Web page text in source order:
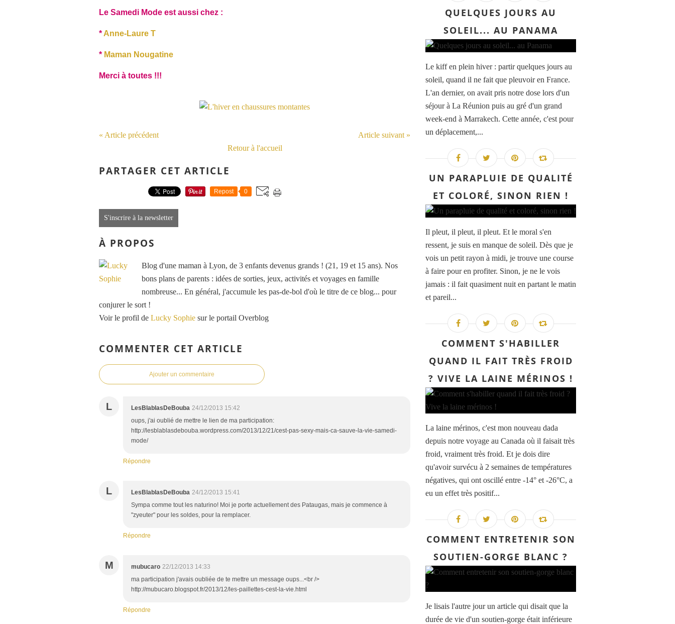
Le Samedi Mode est aussi chez :
* Anne-Laure T
* Maman Nougatine
Merci à toutes !!!
« Article précédent
Article suivant »
Retour à l'accueil
PARTAGER CET ARTICLE
Repost 0
S'inscrire à la newsletter
À PROPOS
Blog d'une maman à Lyon, de 3 enfants devenus grands ! (21, 19 et 15 ans). Nos
bons plans de parents : idées de sorties, jeux, activités et voyages en famille
nombreuse... En général, j'accumule les pas-de-bol d'où le titre de ce blog... pour
conjurer le sort !
Voir le profil de Lucky Sophie sur le portail Overblog
COMMENTER CET ARTICLE
Ajouter un commentaire
L LesBlablasDeBouba 24/12/2013 15:42
oups, j'ai oublié de mettre le lien de ma participation:
http://lesblablasdebouba.wordpress.com/2013/12/21/cest-pas-sexy-mais-ca-sauve-la-vie-samedi-
mode/
Répondre
L LesBlablasDeBouba 24/12/2013 15:41
Sympa comme tout les naturino! Moi je porte actuellement des Pataugas, mais je commence à
"zyeuter" pour les soldes, pour la remplacer.
Répondre
M mubucaro 22/12/2013 14:33
ma participation j'avais oubliée de te mettre un message oups...<br />
http://mubucaro.blogspot.fr/2013/12/les-paillettes-cest-la-vie.html
Répondre
QUELQUES JOURS AU
SOLEIL... AU PANAMA
Le kiff en plein hiver : partir quelques jours au
soleil, quand il ne fait que pleuvoir en France.
L'an dernier, on avait pris notre dose lors d'un
séjour à La Réunion puis au gré d'un grand
week-end à Marrakech. Cette année, c'est pour
un déplacement,...
UN PARAPLUIE DE QUALITÉ
ET COLORÉ, SINON RIEN !
Il pleut, il pleut, il pleut. Et le moral s'en
ressent, je suis en manque de soleil. Dès que je
vois un petit rayon à midi, je trouve une course
à faire pour en profiter. Sinon, je ne le vois
jamais : il fait quasiment nuit en partant le matin
et pareil...
COMMENT S'HABILLER
QUAND IL FAIT TRÈS FROID
? VIVE LA LAINE MÉRINOS !
La laine mérinos, c'est mon nouveau dada
depuis notre voyage au Canada où il faisait très
froid, vraiment très froid. Et je dois dire
qu'avoir survécu à 2 semaines de températures
négatives, qui ont oscillé entre -14° et -26°C, a
eu un effet très positif...
COMMENT ENTRETENIR SON
SOUTIEN-GORGE BLANC ?
Je lisais l'autre jour un article qui disait que la
durée de vie d'un soutien-gorge était inférieure